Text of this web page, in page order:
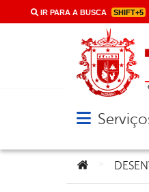
IR PARA A BUSCA SHIFT+5
Abrir menu
Você está